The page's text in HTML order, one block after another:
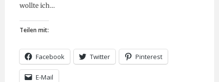
wollte ich…
Teilen mit:
Facebook Twitter Pinterest
E-Mail